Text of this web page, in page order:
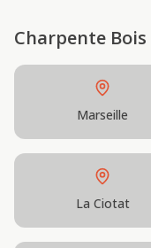
Charpente Bois
Marseille
La Ciotat